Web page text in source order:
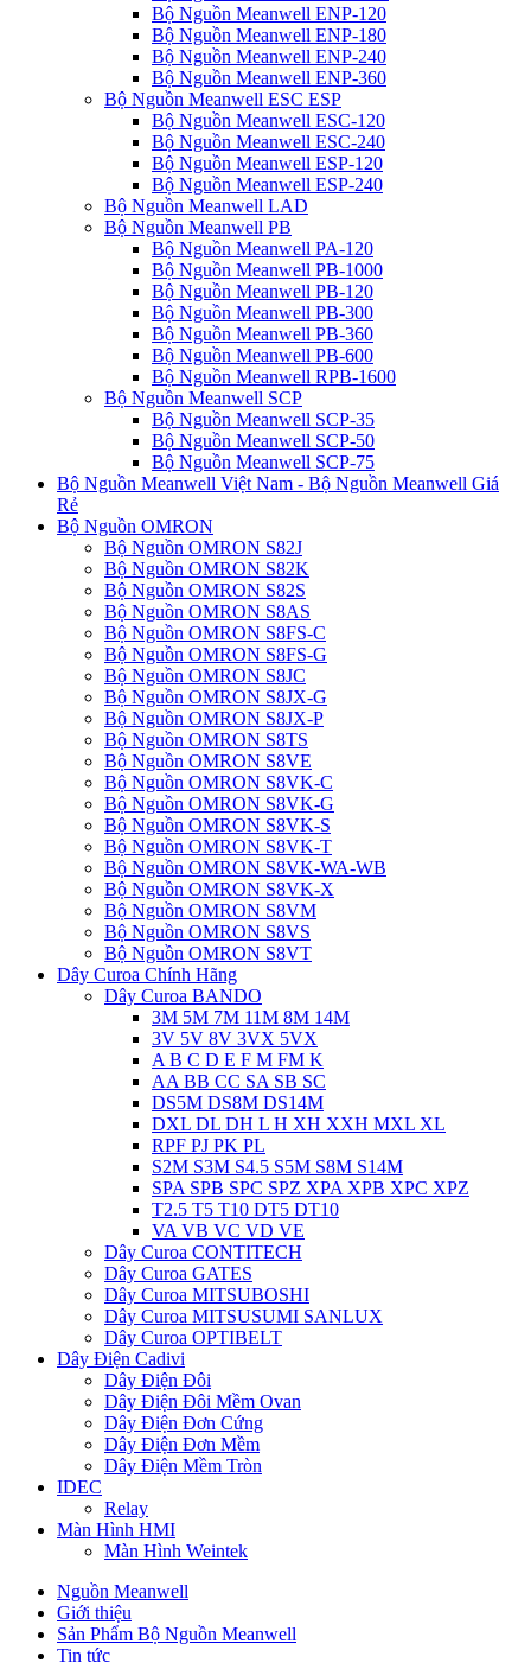
Bộ Nguồn Meanwell ENP-120
Bộ Nguồn Meanwell ENP-180
Bộ Nguồn Meanwell ENP-240
Bộ Nguồn Meanwell ENP-360
Bộ Nguồn Meanwell ESC ESP
Bộ Nguồn Meanwell ESC-120
Bộ Nguồn Meanwell ESC-240
Bộ Nguồn Meanwell ESP-120
Bộ Nguồn Meanwell ESP-240
Bộ Nguồn Meanwell LAD
Bộ Nguồn Meanwell PB
Bộ Nguồn Meanwell PA-120
Bộ Nguồn Meanwell PB-1000
Bộ Nguồn Meanwell PB-120
Bộ Nguồn Meanwell PB-300
Bộ Nguồn Meanwell PB-360
Bộ Nguồn Meanwell PB-600
Bộ Nguồn Meanwell RPB-1600
Bộ Nguồn Meanwell SCP
Bộ Nguồn Meanwell SCP-35
Bộ Nguồn Meanwell SCP-50
Bộ Nguồn Meanwell SCP-75
Bộ Nguồn Meanwell Việt Nam - Bộ Nguồn Meanwell Giá
Rẻ
Bộ Nguồn OMRON
Bộ Nguồn OMRON S82J
Bộ Nguồn OMRON S82K
Bộ Nguồn OMRON S82S
Bộ Nguồn OMRON S8AS
Bộ Nguồn OMRON S8FS-C
Bộ Nguồn OMRON S8FS-G
Bộ Nguồn OMRON S8JC
Bộ Nguồn OMRON S8JX-G
Bộ Nguồn OMRON S8JX-P
Bộ Nguồn OMRON S8TS
Bộ Nguồn OMRON S8VE
Bộ Nguồn OMRON S8VK-C
Bộ Nguồn OMRON S8VK-G
Bộ Nguồn OMRON S8VK-S
Bộ Nguồn OMRON S8VK-T
Bộ Nguồn OMRON S8VK-WA-WB
Bộ Nguồn OMRON S8VK-X
Bộ Nguồn OMRON S8VM
Bộ Nguồn OMRON S8VS
Bộ Nguồn OMRON S8VT
Dây Curoa Chính Hãng
Dây Curoa BANDO
3M 5M 7M 11M 8M 14M
3V 5V 8V 3VX 5VX
A B C D E F M FM K
AA BB CC SA SB SC
DS5M DS8M DS14M
DXL DL DH L H XH XXH MXL XL
RPF PJ PK PL
S2M S3M S4.5 S5M S8M S14M
SPA SPB SPC SPZ XPA XPB XPC XPZ
T2.5 T5 T10 DT5 DT10
VA VB VC VD VE
Dây Curoa CONTITECH
Dây Curoa GATES
Dây Curoa MITSUBOSHI
Dây Curoa MITSUSUMI SANLUX
Dây Curoa OPTIBELT
Dây Điện Cadivi
Dây Điện Đôi
Dây Điện Đôi Mềm Ovan
Dây Điện Đơn Cứng
Dây Điện Đơn Mềm
Dây Điện Mềm Tròn
IDEC
Relay
Màn Hình HMI
Màn Hình Weintek
Nguồn Meanwell
Giới thiệu
Sản Phẩm Bộ Nguồn Meanwell
Tin tức